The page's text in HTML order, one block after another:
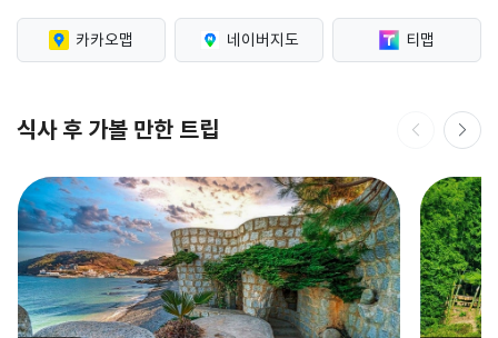
카카오맵 네이버지도 티맵
식사 후 가볼 만한 트립